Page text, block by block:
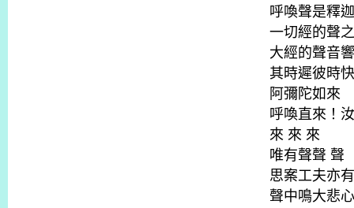
呼喚聲是釋
一切經的聲
大經的聲音
其時遲彼時快
阿彌陀如來
呼喚直來！
來 來 來
唯有聲聲 聲
思案工夫亦
聲中鳴大悲心